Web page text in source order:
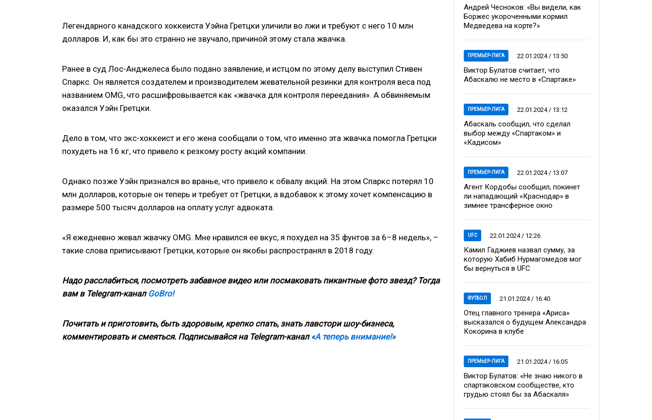
Легендарного канадского хоккеиста Уэйна Гретцки уличили во лжи и требуют с него 10 млн
долларов. И, как бы это странно не звучало, причиной этому стала жвачка.
Ранее в суд Лос-Анджелеса было подано заявление, и истцом по этому делу выступил Стивен
Спаркс. Он является создателем и производителем жевательной резинки для контроля веса под
названием OMG, что расшифровывается как «жвачка для контроля переедания». А обвиняемым
оказался Уэйн Гретцки.
Дело в том, что экс-хоккеист и его жена сообщали о том, что именно эта жвачка помогла Гретцки
похудеть на 16 кг, что привело к резкому росту акций компании.
Однако позже Уэйн признался во вранье, что привело к обвалу акций. На этом Спаркс потерял 10
млн долларов, которые он теперь и требует от Гретцки, а вдобавок к этому хочет компенсацию в
размере 500 тысяч долларов на оплату услуг адвоката.
«Я ежедневно жевал жвачку OMG. Мне нравился ее вкус, я похудел на 35 фунтов за 6–8 недель», –
такие слова приписывают Гретцки, которые он якобы распространял в 2018 году.
Надо расслабиться, посмотреть забавное видео или посмаковать пикантные фото звезд? Тогда
вам в Telegram-канал GoBro!
Почитать и приготовить, быть здоровым, крепко спать, знать лавстори шоу-бизнеса,
комментировать и смеяться. Подписывайся на Telegram-канал «А теперь внимание!»
Андрей Чесноков: «Вы видели, как
Боржес укороченными кормил
Медведева на корте?»
ПРЕМЬЕР-ЛИГА 22.01.2024 / 13:50
Виктор Булатов считает, что
Абаскалю не место в «Спартаке»
ПРЕМЬЕР-ЛИГА 22.01.2024 / 13:12
Абаскаль сообщил, что сделал
выбор между «Спартаком» и
«Кадисом»
ПРЕМЬЕР-ЛИГА 22.01.2024 / 13:07
Агент Кордобы сообщил, покинет
ли нападающий «Краснодар» в
зимнее трансферное окно
UFC 22.01.2024 / 12:26
Камил Гаджиев назвал сумму, за
которую Хабиб Нурмагомедов мог
бы вернуться в UFC
ФУТБОЛ 21.01.2024 / 16:40
Отец главного тренера «Ариса»
высказался о будущем Александра
Кокорина в клубе
ПРЕМЬЕР-ЛИГА 21.01.2024 / 16:05
Виктор Булатов: «Не знаю никого в
спартаковском сообществе, кто
грудью стоял бы за Абаскаля»